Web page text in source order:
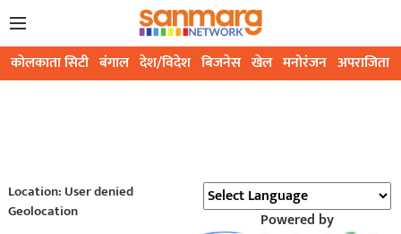
कोलकाता सिटी बंगाल देश/विदेश बिजनेस खेल मनोरंजन अपराजिता
Location: User denied
Geolocation
Powered by